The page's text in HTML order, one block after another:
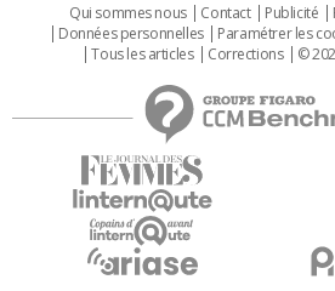
Qui sommes nous Contact Publicité
Données personnelles
Paramétrer les
Tous les articles
Corrections ©